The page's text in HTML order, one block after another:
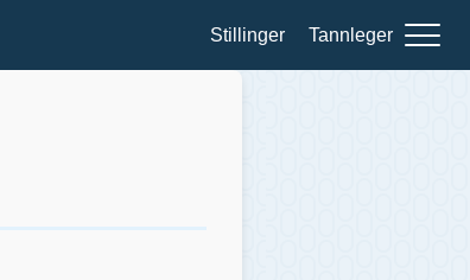
Stillinger Tannleger